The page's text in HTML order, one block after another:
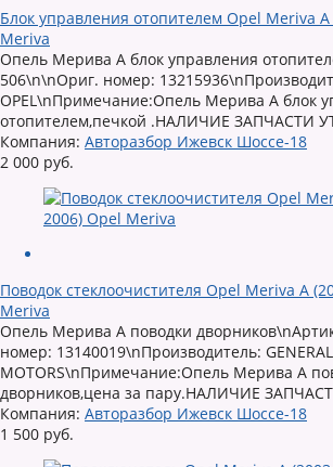
Блок управления отопителем Opel Meriva
Meriva
Опель Мерива А блок управления
506\n\nОриг. номер:
OPEL\nПримечание:Опель Мерива А блок
отопителем,печкой .НАЛИЧИЕ ЗАПЧАСТИ
Компания: Авторазбор Ижевск Шоссе-18
2 000 руб.
Поводок стеклоочистителя Opel Meriva A
Meriva
Опель Мерива А поводки
номер: 13140019\nПроизводитель: GENERAL
MOTORS\nПримечание:Опель Мерива А
дворников,цена за пару.НАЛИЧИЕ
Компания: Авторазбор Ижевск Шоссе-18
1 500 руб.